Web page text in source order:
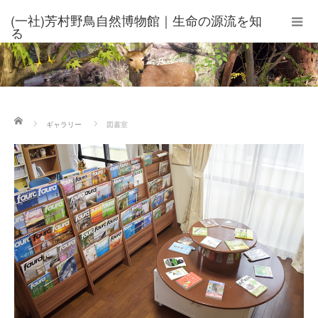
(一社)芳村野鳥自然博物館｜生命の源流を知
る
ホーム ギャラリー 図書室